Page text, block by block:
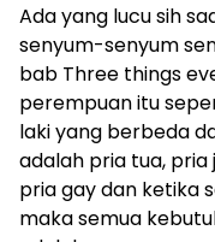
Ada yang lucu sih
senyum-senyum
bab Three things
perempuan itu
laki yang berbeda
adalah pria tua, pria
pria gay dan ketika
maka semua